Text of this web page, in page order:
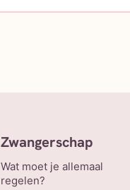
Zwangerschap
Wat moet je allemaal
regelen?